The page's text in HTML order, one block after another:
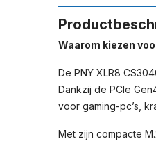
Waarom kiezen
De PNY XLR8
Dankzij de PCIe
voor gaming-pc’s,
Met zijn compacte